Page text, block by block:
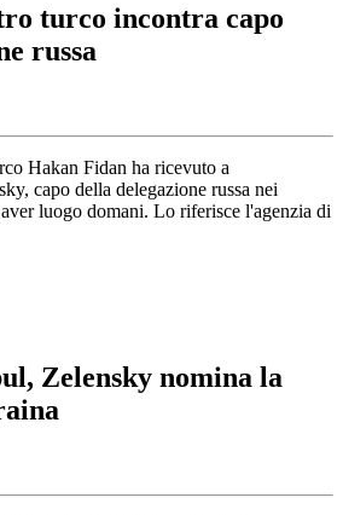
turco incontra capo
russa
Hakan Fidan ha ricevuto a
capo della delegazione russa nei
luogo domani. Lo riferisce l'agenzia di
Zelensky nomina la